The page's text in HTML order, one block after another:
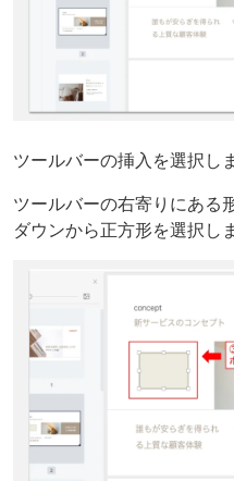
ツールバーの挿入を選択しま
ツールバーの右寄りにある
ダウンから正方形を選択しま